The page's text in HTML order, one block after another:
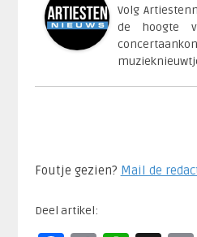
Volg
de hoogte
Foutje gezien? Mail de
Deel artikel: